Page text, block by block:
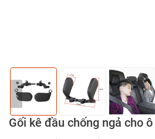
Gối kê đầu chống ngả cho